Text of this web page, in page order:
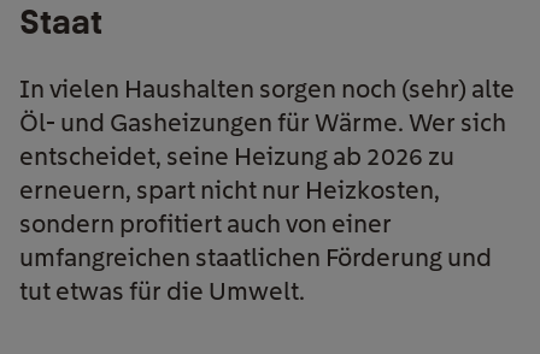
Staat
In vielen Haushalten sorgen noch (sehr) alte
Öl- und Gasheizungen für Wärme. Wer sich
entscheidet, seine Heizung ab 2026 zu
erneuern, spart nicht nur Heizkosten,
sondern profitiert auch von einer
umfangreichen staatlichen Förderung und
tut etwas für die Umwelt.